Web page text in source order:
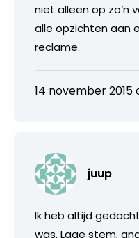
niet alleen op zo’n
alle opzichten aan
reclame.
14 november 2015
juup
Ik heb altijd
was. Lage stem,